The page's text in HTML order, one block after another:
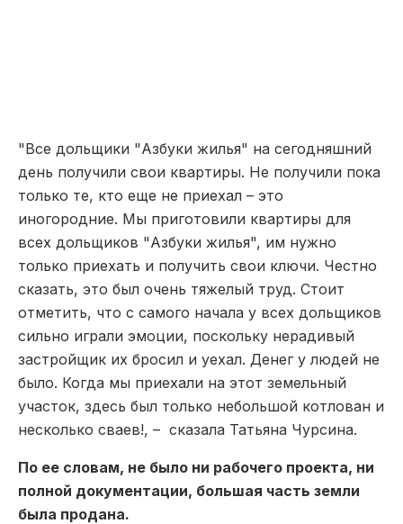
"Все дольщики "Азбуки жилья" на сегодняшний
день получили свои квартиры. Не получили пока
только те, кто еще не приехал – это
иногородние. Мы приготовили квартиры для
всех дольщиков "Азбуки жилья", им нужно
только приехать и получить свои ключи. Честно
сказать, это был очень тяжелый труд. Стоит
отметить, что с самого начала у всех дольщиков
сильно играли эмоции, поскольку нерадивый
застройщик их бросил и уехал. Денег у людей не
было. Когда мы приехали на этот земельный
участок, здесь был только небольшой котлован и
несколько сваев!, – сказала Татьяна Чурсина.
По ее словам, не было ни рабочего проекта, ни
полной документации, большая часть земли
была продана.